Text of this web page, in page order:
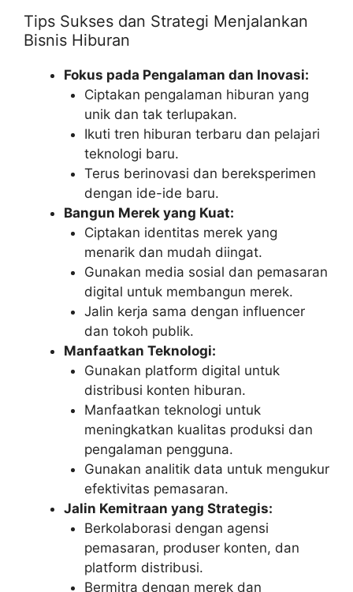
Tips Sukses dan Strategi Menjalankan
Bisnis Hiburan
Fokus pada Pengalaman dan Inovasi:
Ciptakan pengalaman hiburan yang
unik dan tak terlupakan.
Ikuti tren hiburan terbaru dan pelajari
teknologi baru.
Terus berinovasi dan bereksperimen
dengan ide-ide baru.
Bangun Merek yang Kuat:
Ciptakan identitas merek yang
menarik dan mudah diingat.
Gunakan media sosial dan pemasaran
digital untuk membangun merek.
Jalin kerja sama dengan influencer
dan tokoh publik.
Manfaatkan Teknologi:
Gunakan platform digital untuk
distribusi konten hiburan.
Manfaatkan teknologi untuk
meningkatkan kualitas produksi dan
pengalaman pengguna.
Gunakan analitik data untuk mengukur
efektivitas pemasaran.
Jalin Kemitraan yang Strategis:
Berkolaborasi dengan agensi
pemasaran, produser konten, dan
platform distribusi.
Bermitra dengan merek dan